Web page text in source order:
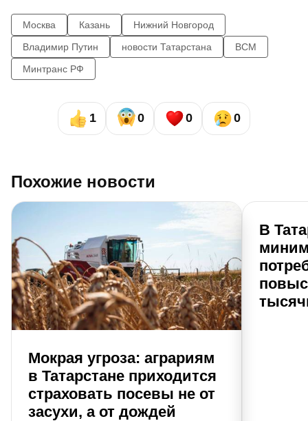
Москва Казань
Нижний Новгород
Владимир Путин
новости Татарстана
ВСМ
Минтранс РФ
1 0 0 0
Похожие новости
Мокрая угроза: аграриям
в Татарстане приходится
страховать посевы не от
засухи, а от дождей
В